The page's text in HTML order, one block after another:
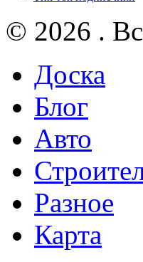
© 2026 .
Доска
Блог
Авто
Разное
Карта